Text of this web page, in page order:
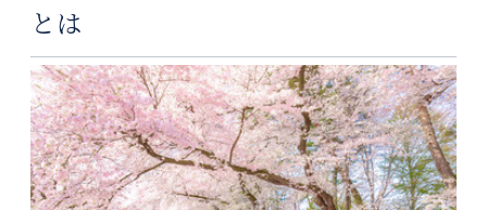
とは